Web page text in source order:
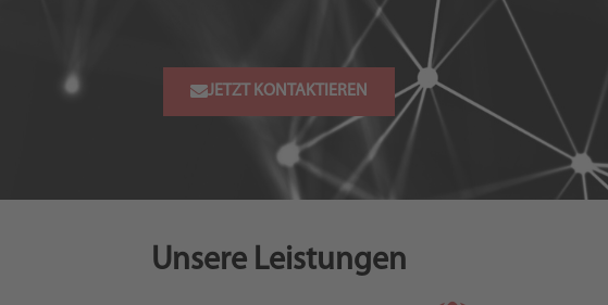
JETZT KONTAKTIEREN
Unsere Leistungen